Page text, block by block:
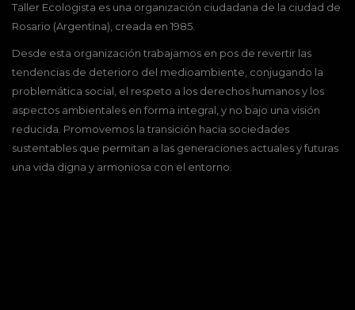
Taller Ecologista es una organización ciudadana de la ciudad de
Rosario (Argentina), creada en 1985.
Desde esta organización trabajamos en pos de revertir las
tendencias de deterioro del medioambiente, conjugando la
problemática social, el respeto a los derechos humanos y los
aspectos ambientales en forma integral, y no bajo una visión
reducida. Promovemos la transición hacia sociedades
sustentables que permitan a las generaciones actuales y futuras
una vida digna y armoniosa con el entorno.